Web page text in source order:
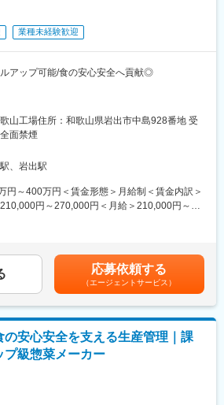
た事業基盤を持つ生活用品メーカーであり、
定める業務
扱っている製品や製造の流れを学んでいただ
なります。習得度合いによって営業の仕事を
いきます。
→午後事務作業や、一日営業同行など
経験からのスタートなので安心してください◎
た取り組みで競合200社以上の中から選ばれ
事務処理や連携を駆使することで、お客様に
ができるように時間をかけております。お客
他社では1か月かかる工程を1週間で完成させ
した。少しでも早くプレカットした木材を届
てるお客様の1か月分のローンを減らすことが
を初めとした社会貢献に繋がる
とは環境破壊を想像させますが、実は違いま
が行わないと、新しい木が植えられず高齢の
林の持つ多面的機能の低下につながるため、
業種未経験歓迎
アップ可能/食の安心安全へ貢献◎
品の製造業務を担当いただきます。業務に慣れ
下のような業務を段階的にお任せしていきま
の指導・教育
生産計画の立案・実行）
て業務の幅を広げ、将来的には幹部候補とし
いただきます。
ど
（係長：1～2名、課長：1～2名）
制で、現場全体を統括しています。
スピード感のあるキャリアアップが可能。
400万円～
山工場住所：和歌山県岩出市中島928番地 受
面禁煙
、岩出駅
円～400万円＜賃金形態＞月給制＜賃金内訳＞
円～270,000円＜月給＞210,000円～
あります。月給(月額)は固定手当を含めた表記で
応募依頼する
（エージェントサービス）
の安心安全を支える生産管理｜課
級惣菜メーカー